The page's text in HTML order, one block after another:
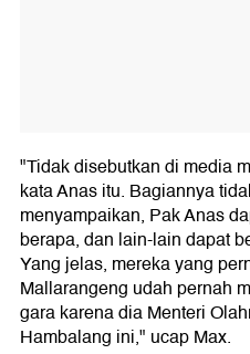
"Tidak disebutkan di media
kata Anas itu. Bagiannya
menyampaikan, Pak Anas
berapa, dan lain-lain dapat
Yang jelas, mereka yang
Mallarangeng udah pernah
gara karena dia Menteri
Hambalang ini," ucap Max.